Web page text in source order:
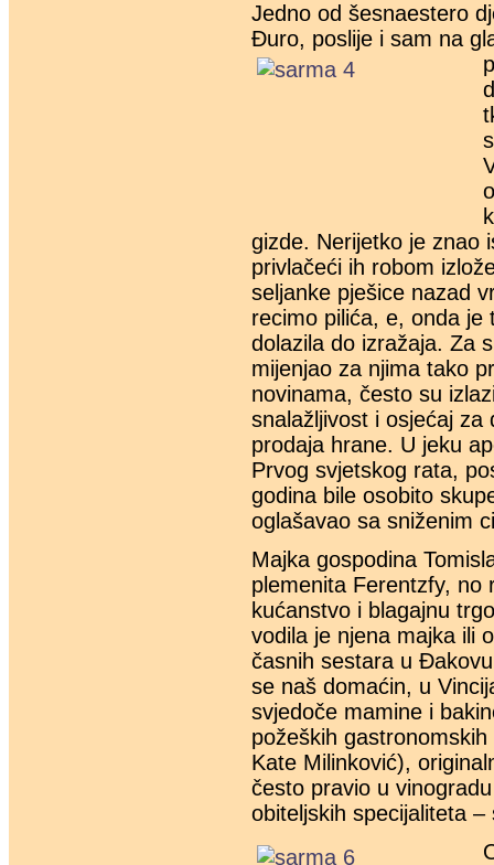
Jedno od šesnaestero
Đuro, poslije i sam na
gizde. Nerijetko je znao
privlačeći ih robom
seljanke pješice nazad
recimo pilića, e, onda
dolazila do izražaja. Za
mijenjao za njima tako
novinama, često su
snalažljivost i osjećaj
prodaja hrane. U jeku
Prvog svjetskog rata,
godina bile osobito
oglašavao sa sniženim
Majka gospodina
plemenita Ferentzfy, no
kućanstvo i blagajnu
vodila je njena majka ili
časnih sestara u
se naš domaćin, u
svjedoče mamine i
požeških
Kate Milinković),
često pravio u
obiteljskih specijaliteta